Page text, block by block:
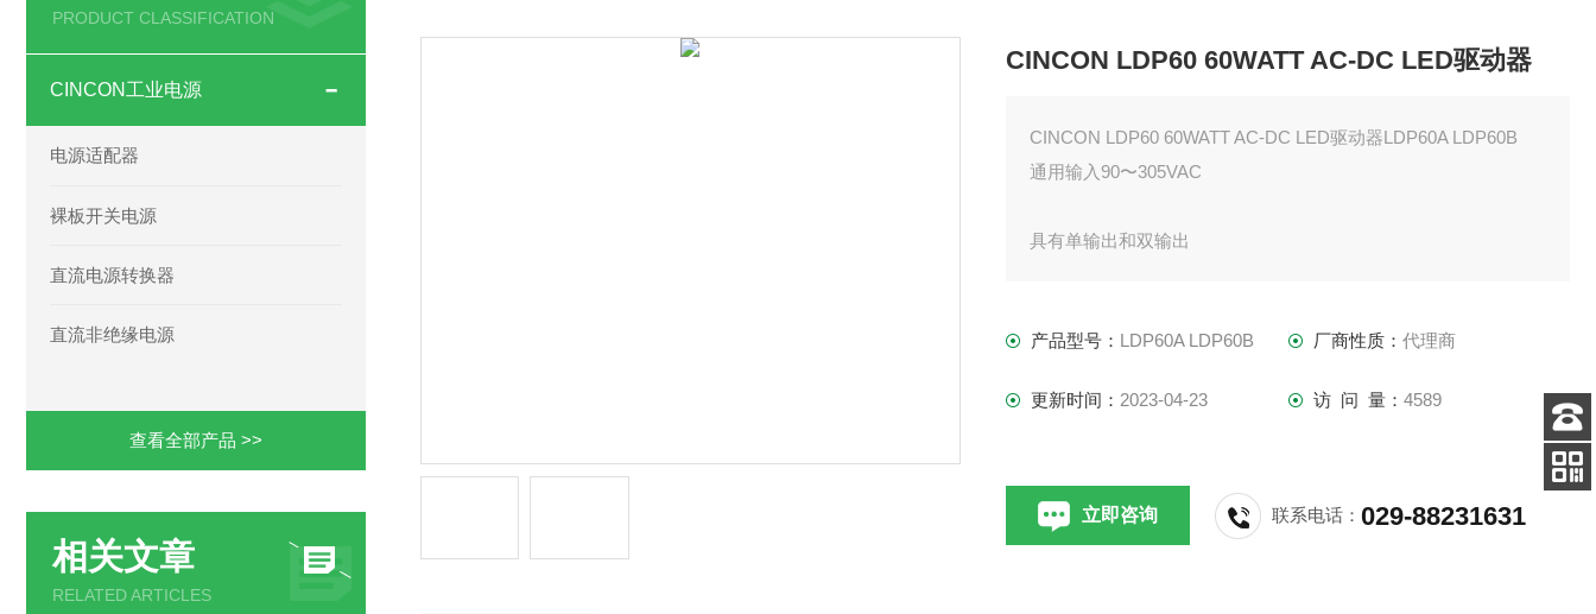
PRODUCT CLASSIFICATION
CINCON工业电源
电源适配器
裸板开关电源
直流电源转换器
直流非绝缘电源
查看全部产品 >>
相关文章
RELATED ARTICLES
CINCON LDP60 60WATT AC-DC LED驱动器
CINCON LDP60 60WATT AC-DC LED驱动器LDP60A LDP60B
通用输入90〜305VAC
具有单输出和双输出
IP 67额定UL等2DALI / PWM / 1-10V /电位器：UL8750，IEC /
EN61347＆PSE
产品型号： LDP60A LDP60B 厂商性质： 代理商
更新时间： 2023-04-23 访 问 量： 4589
立即咨询 联系电话：029-88231631
客服
电话